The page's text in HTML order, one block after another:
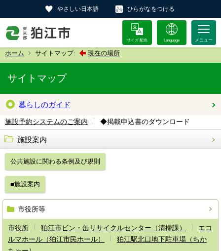
やさしい日本語 ひらがなをつける
サイズ 配色 Language
ホーム サイトマップ: 現在の場所
サイトマップ
暮らしのガイド
施設予約システムのご案内 ◆掲載申込書のダウンロード
施設案内
公共施設に関わる条例及び規則
■施設案内
市役所等
市役所 狛江市ビン・缶リサイクルセンター（清掃課）
エコ
ルマホール（狛江市民ホール）
狛江駅北口地下駐車場（ちか